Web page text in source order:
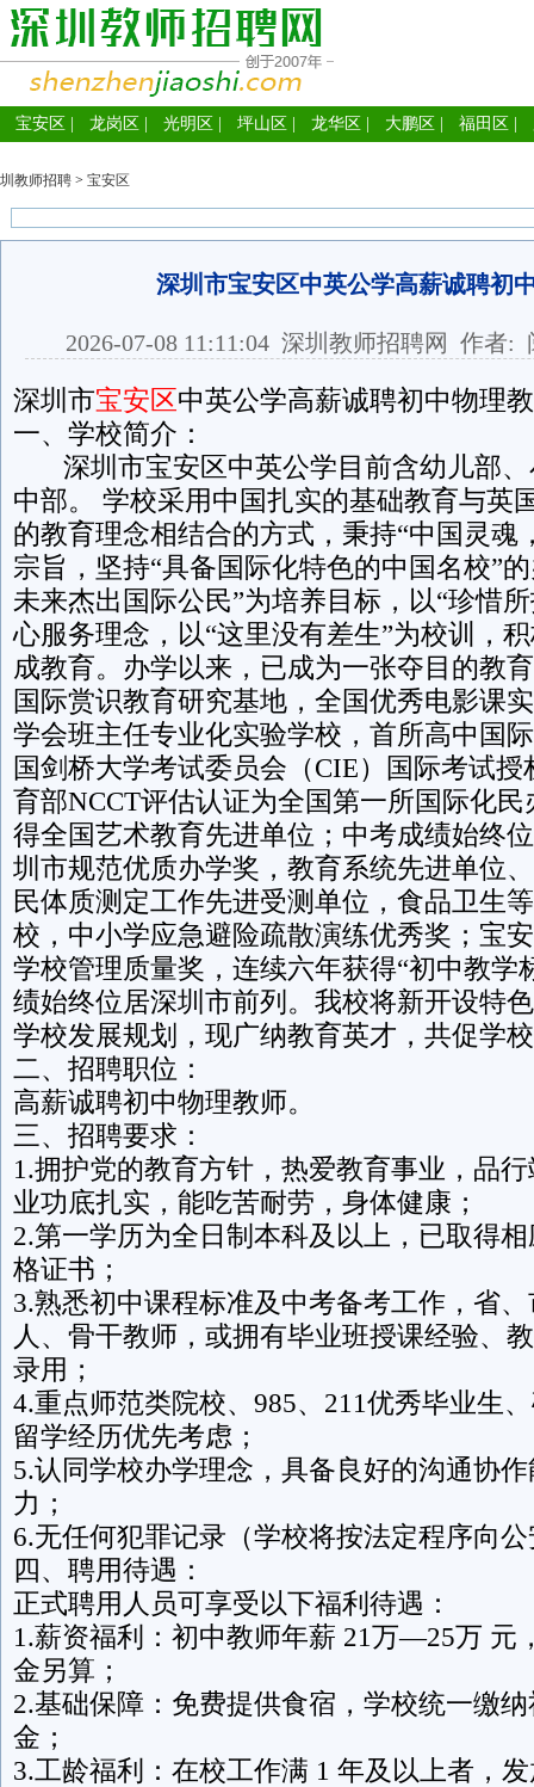
宝安区 龙岗区 光明区 坪山区 龙华区 大鹏区 福田区
圳教师招聘 > 宝安区
深圳市宝安区中英公学高薪诚聘初
2026-07-08 11:11:04 深圳教师招聘网 作者:
深圳市宝安区中英公学高薪诚聘初中物理
一、学校简介：
深圳市宝安区中英公学目前含幼儿部、
中部。 学校采用中国扎实的基础教育与英
的教育理念相结合的方式，秉持“中国灵魂
宗旨，坚持“具备国际化特色的中国名校”
未来杰出国际公民”为培养目标，以“珍惜
心服务理念，以“这里没有差生”为校训，
成教育。办学以来，已成为一张夺目的教
国际赏识教育研究基地，全国优秀电影课
学会班主任专业化实验学校，首所高中国
国剑桥大学考试委员会（CIE）国际考试授
育部NCCT评估认证为全国第一所国际化
得全国艺术教育先进单位；中考成绩始终
圳市规范优质办学奖，教育系统先进单位
民体质测定工作先进受测单位，食品卫生
校，中小学应急避险疏散演练优秀奖；宝
学校管理质量奖，连续六年获得“初中教学
绩始终位居深圳市前列。我校将新开设特
学校发展规划，现广纳教育英才，共促学
二、招聘职位：
高薪诚聘初中物理教师。
三、招聘要求：
1.拥护党的教育方针，热爱教育事业，品
业功底扎实，能吃苦耐劳，身体健康；
2.第一学历为全日制本科及以上，已取得
格证书；
3.熟悉初中课程标准及中考备考工作，省
人、骨干教师，或拥有毕业班授课经验、
录用；
4.重点师范类院校、985、211优秀毕业生
留学经历优先考虑；
5.认同学校办学理念，具备良好的沟通协
力；
6.无任何犯罪记录（学校将按法定程序向
四、聘用待遇：
正式聘用人员可享受以下福利待遇：
1.薪资福利：初中教师年薪 21万—25万 元
金另算；
2.基础保障：免费提供食宿，学校统一缴
金；
3.工龄福利：在校工作满 1 年及以上者，